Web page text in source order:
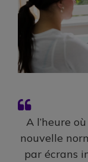
A l’heure
nouvelle
par écrans